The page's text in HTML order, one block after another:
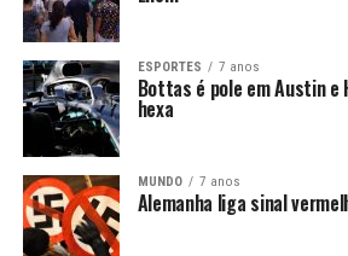
ESPORTES 7 anos
Bottas é pole em Austin e
hexa
MUNDO 7 anos
Alemanha liga sinal